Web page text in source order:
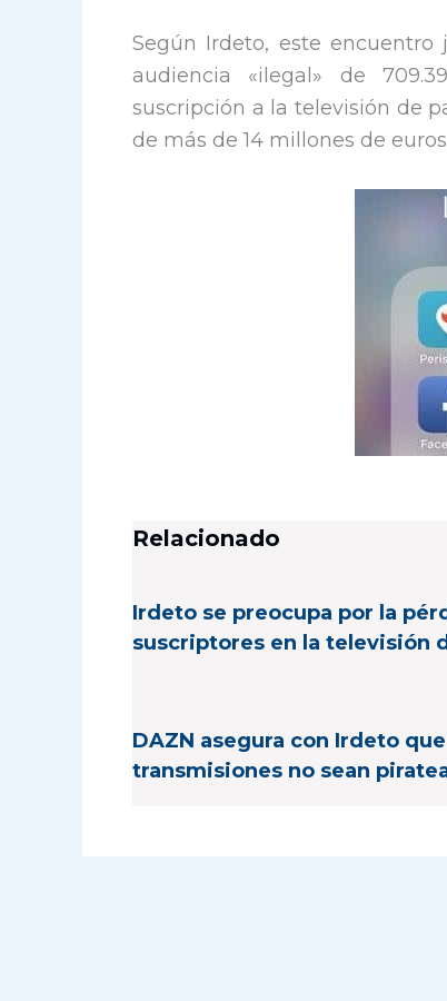
Según Irdeto, este
audiencia «ilegal» de
suscripción a la televisión de
de más de 14 millones de
Relacionado
Irdeto se preocupa por la
suscriptores en la televisión
DAZN asegura con Irdeto
transmisiones no sean